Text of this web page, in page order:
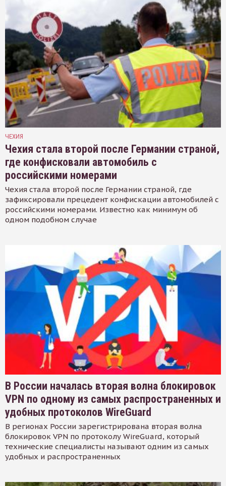
ЧЕХИЯ
Чехия стала второй после Германии страной,
где конфисковали автомобиль с
российскими номерами
Чехия стала второй после Германии страной, где
зафиксировали прецедент конфискации автомобилей с
российскими номерами. Известно как минимум об
одном подобном случае
В России началась вторая волна блокировок
VPN по одному из самых распространенных и
удобных протоколов WireGuard
В регионах России зарегистрирована вторая волна
блокировок VPN по протоколу WireGuard, который
технические специалисты называют одним из самых
удобных и распространенных